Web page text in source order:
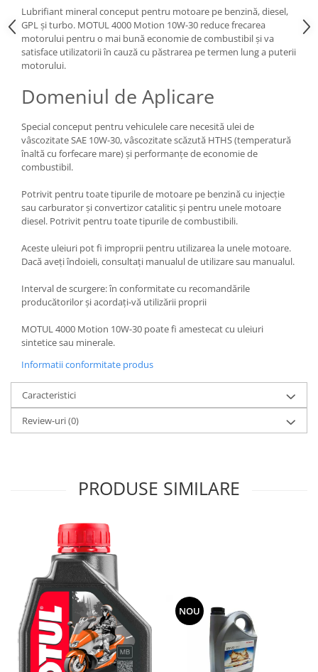
Lubrifiant mineral conceput pentru motoare pe benzină, diesel,
GPL și turbo. MOTUL 4000 Motion 10W-30 reduce frecarea
motorului pentru o mai bună economie de combustibil și va
satisface utilizatorii în cauză cu păstrarea pe termen lung a puterii
motorului.
Domeniul de Aplicare
Special conceput pentru vehiculele care necesită ulei de
vâscozitate SAE 10W-30, vâscozitate scăzută HTHS (temperatură
înaltă cu forfecare mare) și performanțe de economie de
combustibil.
Potrivit pentru toate tipurile de motoare pe benzină cu injecție
sau carburator și convertizor catalitic și pentru unele motoare
diesel. Potrivit pentru toate tipurile de combustibili.
Aceste uleiuri pot fi improprii pentru utilizarea la unele motoare.
Dacă aveți îndoieli, consultați manualul de utilizare sau manualul.
Interval de scurgere: în conformitate cu recomandările
producătorilor și acordați-vă utilizării proprii
MOTUL 4000 Motion 10W-30 poate fi amestecat cu uleiuri
sintetice sau minerale.
Informatii conformitate produs
Caracteristici
Review-uri(0)
PRODUSE SIMILARE
NOU